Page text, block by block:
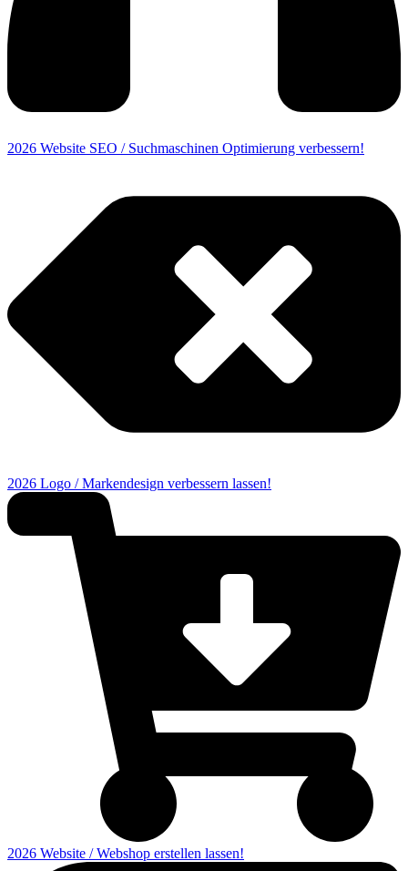
2026 Website SEO / Suchmaschinen Optimierung verbessern!
2026 Logo / Markendesign verbessern lassen!
2026 Website / Webshop erstellen lassen!